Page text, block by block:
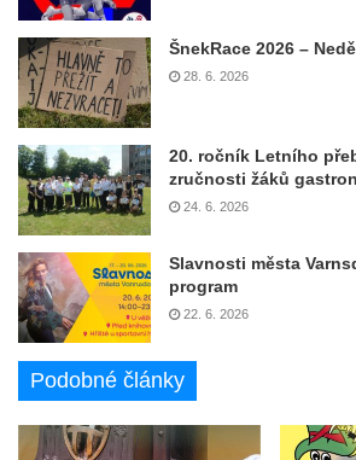
ŠnekRace 2026 –
28. 6. 2026
20. ročník Letního
zručnosti žáků
24. 6. 2026
Slavnosti města
program
22. 6. 2026
Podobné články